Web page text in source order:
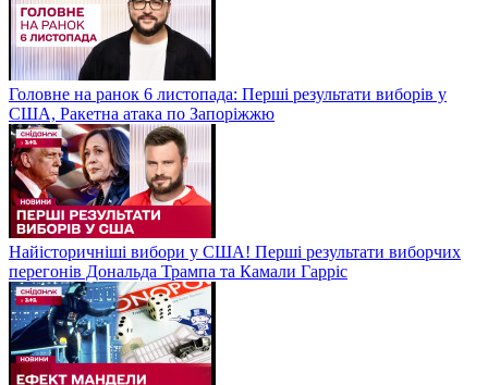
Головне на ранок 6 листопада: Перші результати виборів у
США, Ракетна атака по Запоріжжю
Найісторичніші вибори у США! Перші результати виборчих
перегонів Дональда Трампа та Камали Гарріс